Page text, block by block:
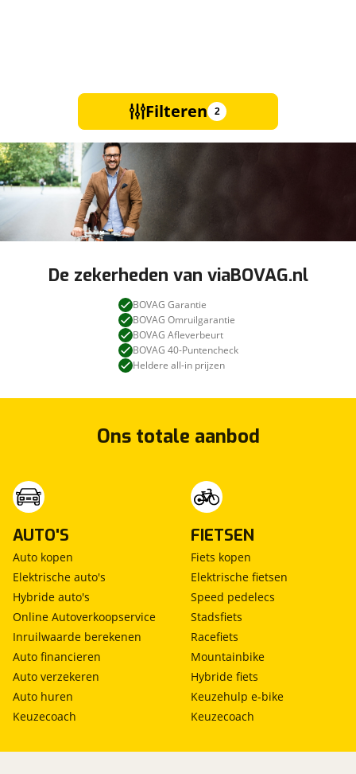
Filteren 2
De zekerheden van viaBOVAG.nl
BOVAG Garantie
BOVAG Omruilgarantie
BOVAG Afleverbeurt
BOVAG 40-Puntencheck
Heldere all-in prijzen
Ons totale aanbod
AUTO'S
Auto kopen
Elektrische auto's
Hybride auto's
Online Autoverkoopservice
Inruilwaarde berekenen
Auto financieren
Auto verzekeren
Auto huren
Keuzecoach
FIETSEN
Fiets kopen
Elektrische fietsen
Speed pedelecs
Stadsfiets
Racefiets
Mountainbike
Hybride fiets
Keuzehulp e-bike
Keuzecoach